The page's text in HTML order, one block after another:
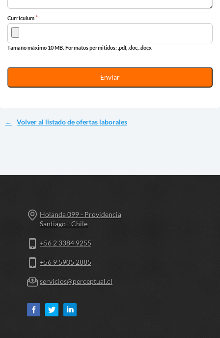
Curriculum *
Tamaño máximo 10 MB. Formatos permitidos: .pdf, .doc, .docx
Volver al listado de ofertas laborales
Holanda 099 - Providencia
Santiago - Chile
+56 2 3384 9255
+56 9 5905 2885
servicios@perceptual.cl